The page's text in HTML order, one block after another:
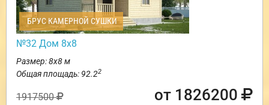
БРУС КАМЕРНОЙ СУШКИ
№32 Дом 8х8
Размер: 8х8 м
Общая площадь: 92.22
1917500 от 1826200